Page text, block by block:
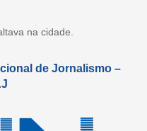
na cidade.
de Jornalismo –